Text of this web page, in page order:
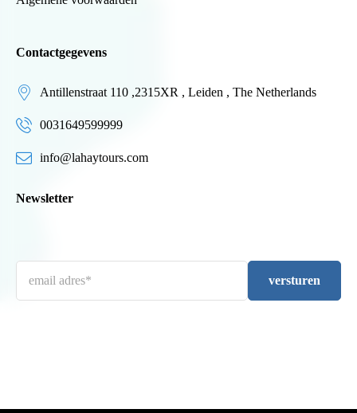
Contactgegevens
Antillenstraat 110 ,2315XR , Leiden , The Netherlands
0031649599999
info@lahaytours.com
Newsletter
versturen